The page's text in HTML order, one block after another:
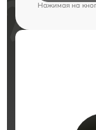
Нажимая на